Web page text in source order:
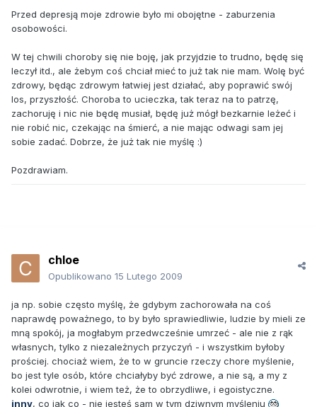
Przed depresją moje zdrowie było mi obojętne - zaburzenia
osobowości.
W tej chwili choroby się nie boję, jak przyjdzie to trudno, będę się
leczył itd., ale żebym coś chciał mieć to już tak nie mam. Wolę być
zdrowy, będąc zdrowym łatwiej jest działać, aby poprawić swój
los, przyszłość. Choroba to ucieczka, tak teraz na to patrzę,
zachoruję i nic nie będę musiał, będę już mógł bezkarnie leżeć i
nie robić nic, czekając na śmierć, a nie mając odwagi sam jej
sobie zadać. Dobrze, że już tak nie myślę :)
Pozdrawiam.
chloe
Opublikowano 15 Lutego 2009
ja np. sobie często myślę, że gdybym zachorowała na coś
naprawdę poważnego, to by było sprawiedliwie, ludzie by mieli ze
mną spokój, ja mogłabym przedwcześnie umrzeć - ale nie z rąk
własnych, tylko z niezależnych przyczyń - i wszystkim byłoby
prościej. chociaż wiem, że to w gruncie rzeczy chore myślenie,
bo jest tyle osób, które chciałyby być zdrowe, a nie są, a my z
kolei odwrotnie, i wiem też, że to obrzydliwe, i egoistyczne.
inny, co jak co - nie jesteś sam w tym dziwnym myśleniu